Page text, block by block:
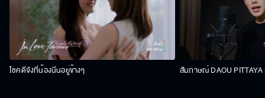
โชคดีจังที่น้องนีนอยู่ข้างๆ สัมภาษณ์ DAOU PITTAYA